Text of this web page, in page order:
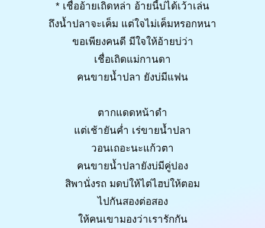
* เชื่ออ้ายเถิดหล่า อ้ายนี้บ่ได้เว้าเล่น
ถึงน้ำปลาจะเค็ม แต่ใจไม่เค็มหรอกหนา
ขอเพียงคนดี มีใจให้อ้ายบ่ว่า
เชื่อเถิดแม่กานดา
คนขายน้ำปลา ยังบ่มีแฟน
ตากแดดหน้าดำ
แต่เช้ายันค่ำ เร่ขายน้ำปลา
วอนเถอะนะแก้วตา
คนขายน้ำปลายังบ่มีคู่ปอง
สิพานั่งรถ มดบ่ให้ไต่ไฮบ่ให้ตอม
ไปกันสองต่อสอง
ให้คนเขามองว่าเรารักกัน